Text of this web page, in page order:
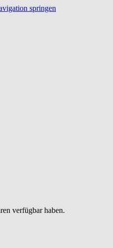
springen
verfügbar haben.